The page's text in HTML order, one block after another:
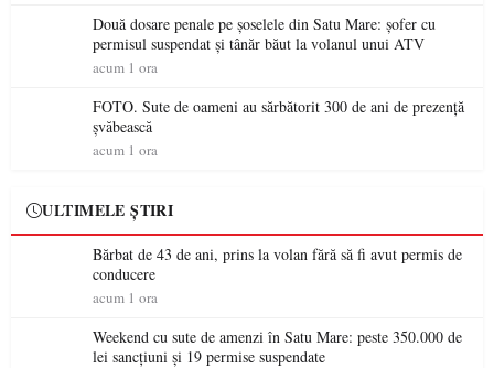
Două dosare penale pe șoselele din Satu Mare: șofer cu
permisul suspendat și tânăr băut la volanul unui ATV
acum 1 ora
FOTO. Sute de oameni au sărbătorit 300 de ani de prezență
șvăbească
acum 1 ora
ULTIMELE ȘTIRI
Bărbat de 43 de ani, prins la volan fără să fi avut permis de
conducere
acum 1 ora
Weekend cu sute de amenzi în Satu Mare: peste 350.000 de
lei sancțiuni și 19 permise suspendate